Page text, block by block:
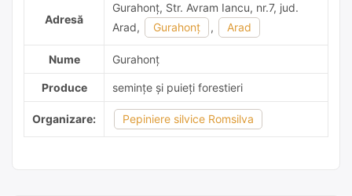
Adresă
Gurahonţ, Str. Avram Iancu, nr.7, jud.
Arad,
Gurahonţ , Arad
Nume Gurahonţ
Produce semințe și puieți forestieri
Organizare: Pepiniere silvice Romsilva